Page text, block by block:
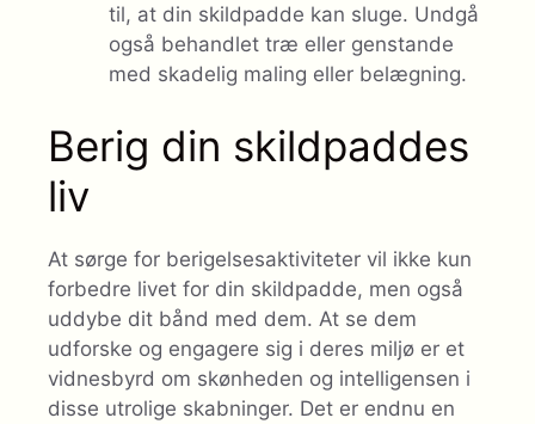
til, at din skildpadde kan sluge. Undgå
også behandlet træ eller genstande
med skadelig maling eller belægning.
Berig din skildpaddes
liv
At sørge for berigelsesaktiviteter vil ikke kun
forbedre livet for din skildpadde, men også
uddybe dit bånd med dem. At se dem
udforske og engagere sig i deres miljø er et
vidnesbyrd om skønheden og intelligensen i
disse utrolige skabninger. Det er endnu en